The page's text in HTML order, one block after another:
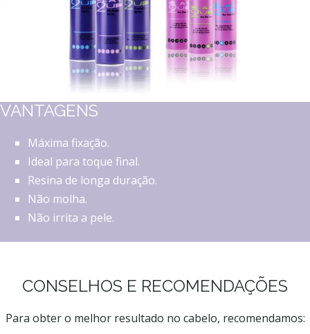
VANTAGENS
Máxima fixação.
Ideal para toque final.
Resina de longa duração.
Não molha.
Não irrita a pele.
CONSELHOS E RECOMENDAÇÕES
Para obter o melhor resultado no cabelo, recomendamos: